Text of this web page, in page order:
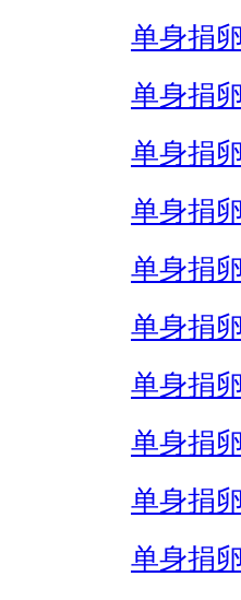
单身捐
单身捐
单身捐
单身捐
单身捐
单身捐
单身捐
单身捐
单身捐
单身捐